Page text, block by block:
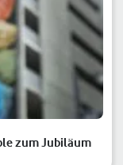
zum Jubiläum